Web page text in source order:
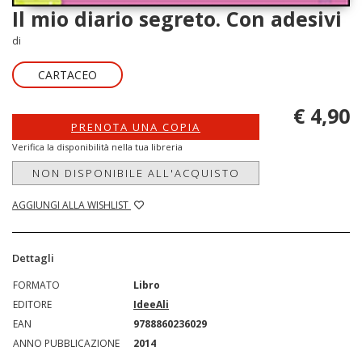
Il mio diario segreto. Con adesivi
di
CARTACEO
PRENOTA UNA COPIA
Verifica la disponibilità nella tua libreria
NON DISPONIBILE ALL'ACQUISTO
AGGIUNGI ALLA WISHLIST
€ 4,90
Dettagli
FORMATO
Libro
EDITORE
IdeeAli
EAN
9788860236029
ANNO PUBBLICAZIONE
2014